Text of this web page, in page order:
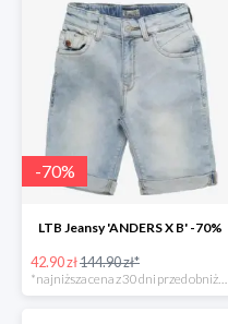
-70%
LTB Jeansy 'ANDERS X B' -70%
42.90 zł144.90 zł*
*najniższa cena z 30 dni przed obniżką